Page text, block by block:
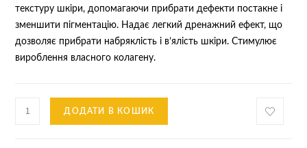
текстуру шкіри, допомагаючи прибрати дефекти постакне і
зменшити пігментацію. Надає легкий дренажний ефект, що
дозволяє прибрати набряклість і в’ялість шкіри. Стимулює
вироблення власного колагену.
Відновлююча
ДОДАТИ В КОШИК